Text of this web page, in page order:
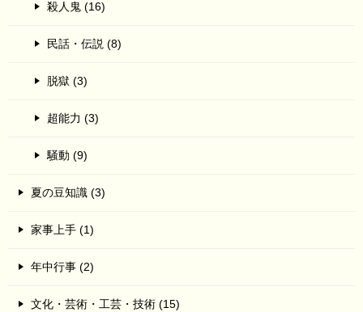
殺人鬼 (16)
民話・伝説 (8)
脱獄 (3)
超能力 (3)
騒動 (9)
夏の豆知識 (3)
家事上手 (1)
年中行事 (2)
文化・芸術・工芸・技術 (15)